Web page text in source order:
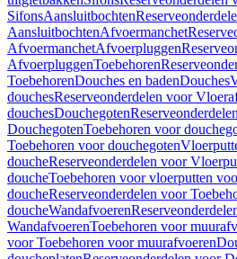
SifonsAansluitbochten
AansluitbochtenAfvoermanchet
AfvoermanchetAfvoerpluggen
AfvoerpluggenToebehoren
ToebehorenDouches en badenDouches
douchesReserveonderdelen voor
douchesDouchegoten
DouchegotenToebehoren voor
Toebehoren voor douchegoten
doucheReserveonderdelen voor
doucheToebehoren voor vloerputten
doucheReserveonderdelen voor
doucheWandafvoeren
WandafvoerenToebehoren voor
voor Toebehoren voor muurafvoeren